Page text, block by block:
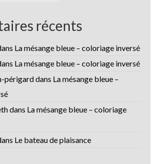
récents
La mésange bleue – coloriage inversé
La mésange bleue – coloriage inversé
périgarddans La mésange bleue –
dans La mésange bleue – coloriage
Le bateau de plaisance